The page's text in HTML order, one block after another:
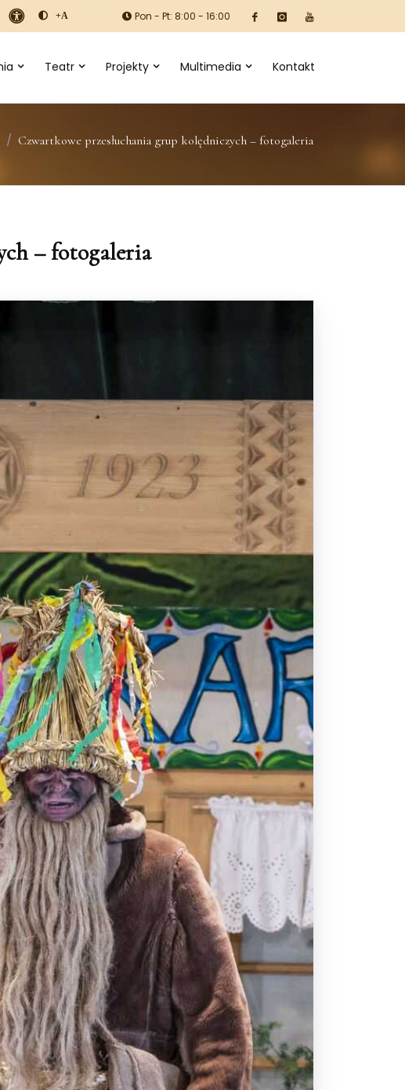
+A Pon - Pt: 8:00 - 16:00
Teatr Projekty Multimedia Kontakt
Czwartkowe przesłuchania grup kolędniczych – fotogaleria
– fotogaleria